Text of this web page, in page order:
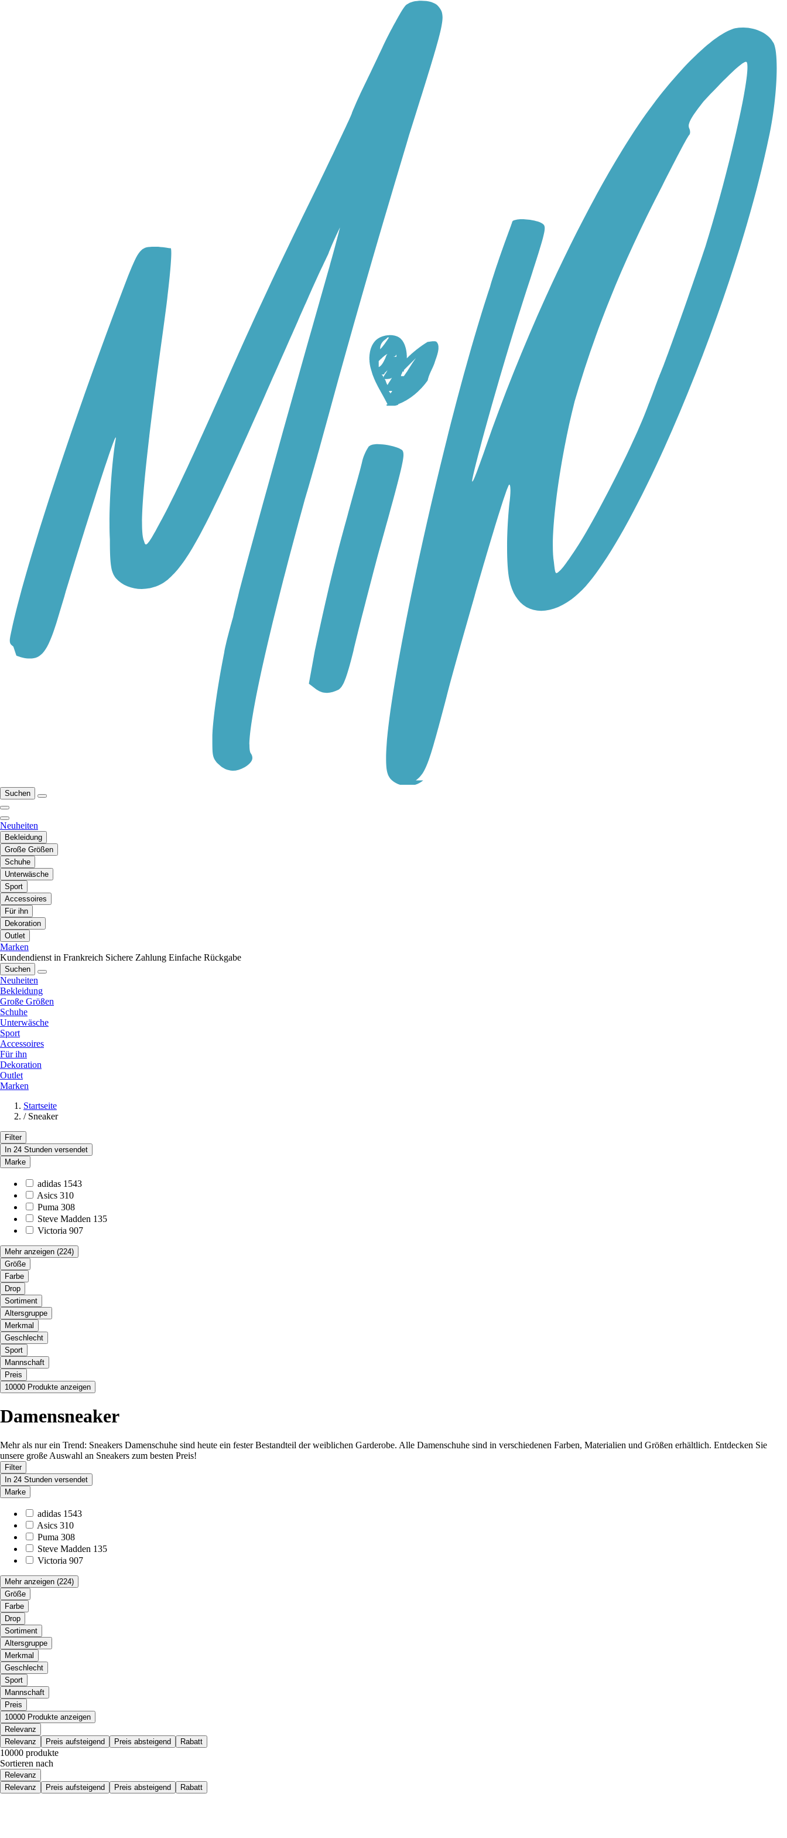
Suchen
Neuheiten
Bekleidung
Große Größen
Schuhe
Unterwäsche
Sport
Accessoires
Für ihn
Dekoration
Outlet
Marken
Kundendienst in Frankreich Sichere Zahlung Einfache Rückgabe
Suchen
Neuheiten
Bekleidung
Große Größen
Schuhe
Unterwäsche
Sport
Accessoires
Für ihn
Dekoration
Outlet
Marken
Startseite
/ Sneaker
Filter
In 24 Stunden versendet
Marke
adidas 1543
Asics 310
Puma 308
Steve Madden 135
Victoria 907
Mehr anzeigen (224)
Größe
Farbe
Drop
Sortiment
Altersgruppe
Merkmal
Geschlecht
Sport
Mannschaft
Preis
10000 Produkte anzeigen
Damensneaker
Mehr als nur ein Trend: Sneakers Damenschuhe sind heute ein fester Bestandteil der weiblichen Garderobe. Alle Damenschuhe sind in verschiedenen Farben, Materialien und Größen erhältlich. Entdecken Sie
unsere große Auswahl an Sneakers zum besten Preis!
Filter
In 24 Stunden versendet
Marke
adidas 1543
Asics 310
Puma 308
Steve Madden 135
Victoria 907
Mehr anzeigen (224)
Größe
Farbe
Drop
Sortiment
Altersgruppe
Merkmal
Geschlecht
Sport
Mannschaft
Preis
10000 Produkte anzeigen
Relevanz
Relevanz
Preis aufsteigend Preis absteigend Rabatt
10000 produkte
Sortieren nach
Relevanz
Relevanz
Preis aufsteigend Preis absteigend Rabatt